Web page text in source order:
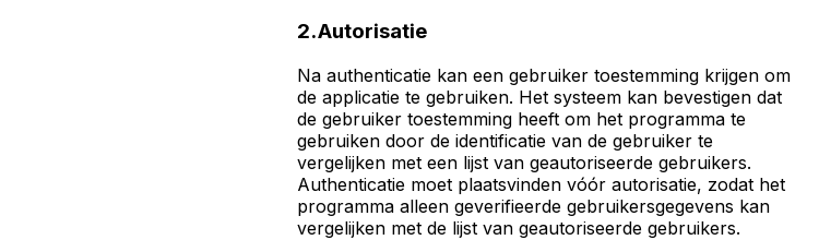
2. Autorisatie
Na authenticatie kan een gebruiker toestemming krijgen om
de applicatie te gebruiken. Het systeem kan bevestigen dat
de gebruiker toestemming heeft om het programma te
gebruiken door de identificatie van de gebruiker te
vergelijken met een lijst van geautoriseerde gebruikers.
Authenticatie moet plaatsvinden vóór autorisatie, zodat het
programma alleen geverifieerde gebruikersgegevens kan
vergelijken met de lijst van geautoriseerde gebruikers.